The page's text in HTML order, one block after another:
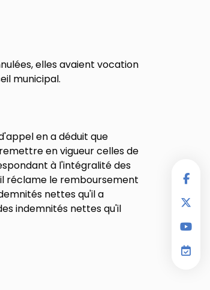
elles avaient vocation
municipal.
en a déduit que
en vigueur celles de
à l'intégralité des
réclame le remboursement
nettes qu'il a
indemnités nettes qu'il